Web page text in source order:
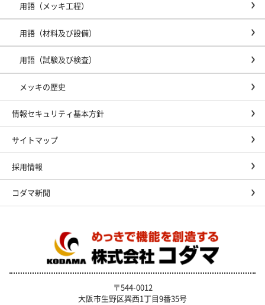
用語（メッキ工程）
用語（材料及び設備）
用語（試験及び検査）
メッキの歴史
情報セキュリティ基本方針
サイトマップ
採用情報
コダマ新聞
〒544-0012
大阪市生野区巽西1丁目9番35号